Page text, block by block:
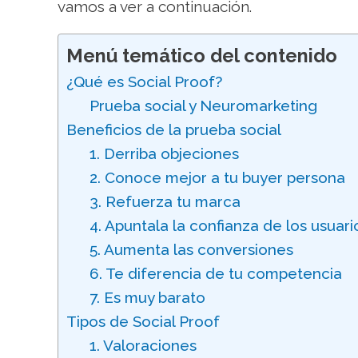
vamos a ver a continuación.
Menú temático del contenido
¿Qué es Social Proof?
Prueba social y Neuromarketing
Beneficios de la prueba social
1. Derriba objeciones
2. Conoce mejor a tu buyer persona
3. Refuerza tu marca
4. Apuntala la confianza de los
5. Aumenta las conversiones
6. Te diferencia de tu competencia
7. Es muy barato
Tipos de Social Proof
1. Valoraciones